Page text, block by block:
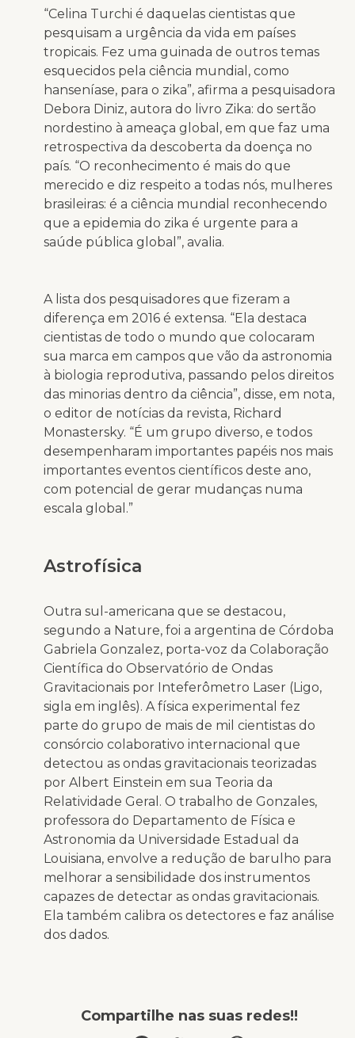
“Celina Turchi é daquelas cientistas que
pesquisam a urgência da vida em países
tropicais. Fez uma guinada de outros temas
esquecidos pela ciência mundial, como
hanseníase, para o zika”, afirma a pesquisadora
Debora Diniz, autora do livro Zika: do sertão
nordestino à ameaça global, em que faz uma
retrospectiva da descoberta da doença no
país. “O reconhecimento é mais do que
merecido e diz respeito a todas nós, mulheres
brasileiras: é a ciência mundial reconhecendo
que a epidemia do zika é urgente para a
saúde pública global”, avalia.
A lista dos pesquisadores que fizeram a
diferença em 2016 é extensa. “Ela destaca
cientistas de todo o mundo que colocaram
sua marca em campos que vão da astronomia
à biologia reprodutiva, passando pelos direitos
das minorias dentro da ciência”, disse, em nota,
o editor de notícias da revista, Richard
Monastersky. “É um grupo diverso, e todos
desempenharam importantes papéis nos mais
importantes eventos científicos deste ano,
com potencial de gerar mudanças numa
escala global.”
Astrofísica
Outra sul-americana que se destacou,
segundo a Nature, foi a argentina de Córdoba
Gabriela Gonzalez, porta-voz da Colaboração
Científica do Observatório de Ondas
Gravitacionais por Inteferômetro Laser (Ligo,
sigla em inglês). A física experimental fez
parte do grupo de mais de mil cientistas do
consórcio colaborativo internacional que
detectou as ondas gravitacionais teorizadas
por Albert Einstein em sua Teoria da
Relatividade Geral. O trabalho de Gonzales,
professora do Departamento de Física e
Astronomia da Universidade Estadual da
Louisiana, envolve a redução de barulho para
melhorar a sensibilidade dos instrumentos
capazes de detectar as ondas gravitacionais.
Ela também calibra os detectores e faz análise
dos dados.
Compartilhe nas suas redes!!